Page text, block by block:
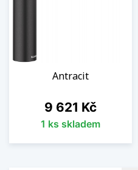
Antracit
Cena
9 621 Kč
1 ks skladem